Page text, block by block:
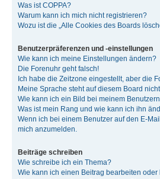
Was ist COPPA?
Warum kann ich mich nicht registrieren?
Wozu ist die „Alle Cookies des Boards
Benutzerpräferenzen und -einstellungen
Wie kann ich meine Einstellungen ändern?
Die Forenuhr geht falsch!
Ich habe die Zeitzone eingestellt, aber die
Meine Sprache steht auf diesem Board
Wie kann ich ein Bild bei meinem
Was ist mein Rang und wie kann ich ihn
Wenn ich bei einem Benutzer auf den E-
mich anzumelden.
Beiträge schreiben
Wie schreibe ich ein Thema?
Wie kann ich einen Beitrag bearbeiten oder